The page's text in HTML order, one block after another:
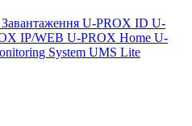
Завантаження U-PROX ID U-
IP/WEB U-PROX Home U-
System UMS Lite